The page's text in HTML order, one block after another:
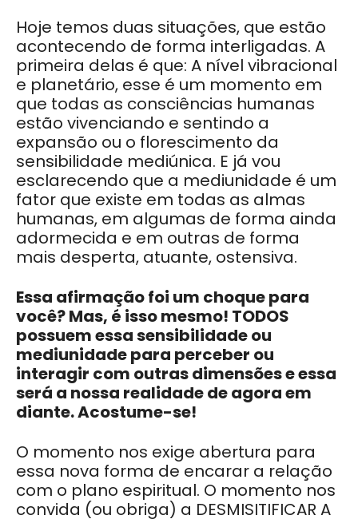
Hoje temos duas situações, que estão
acontecendo de forma interligadas. A
primeira delas é que: A nível vibracional
e planetário, esse é um momento em
que todas as consciências humanas
estão vivenciando e sentindo a
expansão ou o florescimento da
sensibilidade mediúnica. E já vou
esclarecendo que a mediunidade é um
fator que existe em todas as almas
humanas, em algumas de forma ainda
adormecida e em outras de forma
mais desperta, atuante, ostensiva.
Essa afirmação foi um choque para
você? Mas, é isso mesmo! TODOS
possuem essa sensibilidade ou
mediunidade para perceber ou
interagir com outras dimensões e essa
será a nossa realidade de agora em
diante. Acostume-se!
O momento nos exige abertura para
essa nova forma de encarar a relação
com o plano espiritual. O momento nos
convida (ou obriga) a DESMISITIFICAR A